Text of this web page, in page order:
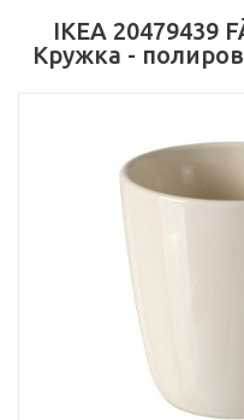
IKEA 20479439
Кружка -